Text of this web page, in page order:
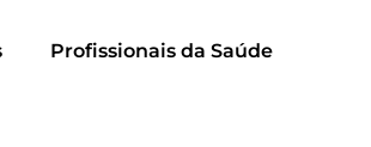
Profissionais da Saúde